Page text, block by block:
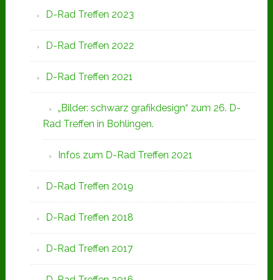
D-Rad Treffen 2023
D-Rad Treffen 2022
D-Rad Treffen 2021
„Bilder: schwarz grafikdesign“ zum 26. D-
Rad Treffen in Bohlingen.
Infos zum D-Rad Treffen 2021
D-Rad Treffen 2019
D-Rad Treffen 2018
D-Rad Treffen 2017